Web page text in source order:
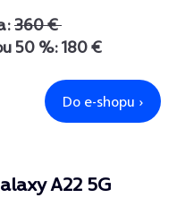
360 €
50 %: 180 €
A22 5G